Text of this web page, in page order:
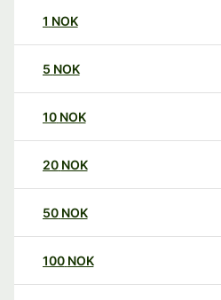
1 NOK
5 NOK
10 NOK
20 NOK
50 NOK
100 NOK